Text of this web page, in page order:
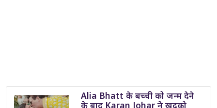
Alia Bhatt के बच्ची को जन्म देने
के बाद Karan Johar ने खुदको